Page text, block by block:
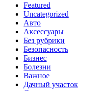
Featured
Uncategorized
Авто
Аксессуары
Без рубрики
Безопасность
Бизнес
Болезни
Важное
Дачный участок